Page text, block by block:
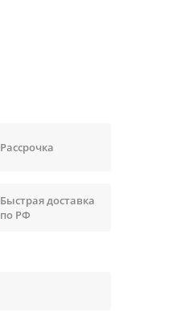
Рассрочка
Быстрая доставка
по РФ